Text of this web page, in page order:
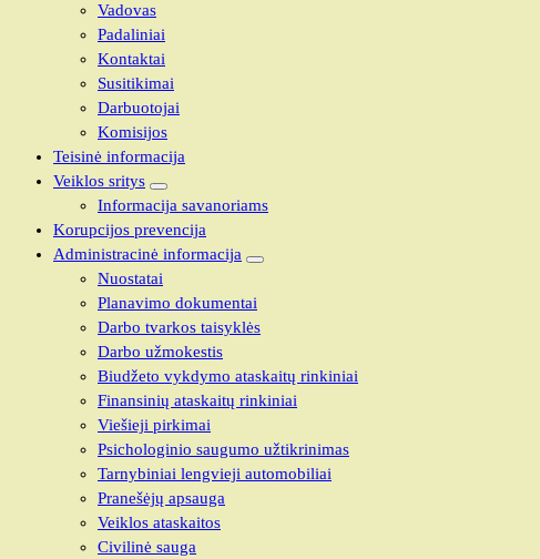
Vadovas
Padaliniai
Kontaktai
Susitikimai
Darbuotojai
Komisijos
Teisinė informacija
Veiklos sritys
Informacija savanoriams
Korupcijos prevencija
Administracinė informacija
Nuostatai
Planavimo dokumentai
Darbo tvarkos taisyklės
Darbo užmokestis
Biudžeto vykdymo ataskaitų rinkiniai
Finansinių ataskaitų rinkiniai
Viešieji pirkimai
Psichologinio saugumo užtikrinimas
Tarnybiniai lengvieji automobiliai
Pranešėjų apsauga
Veiklos ataskaitos
Civilinė sauga